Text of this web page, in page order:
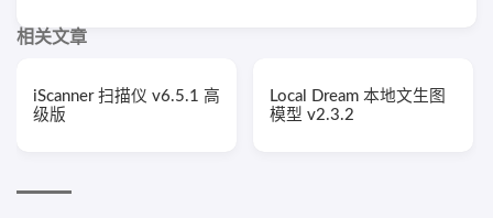
相关文章
iScanner 扫描仪 v6.5.1 高
级版
Local Dream 本地文生图
模型 v2.3.2